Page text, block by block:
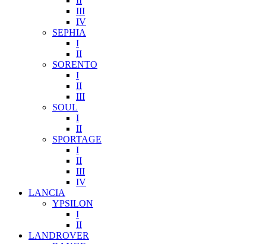
III
IV
SEPHIA
I
II
SORENTO
I
II
III
SOUL
I
II
SPORTAGE
I
II
III
IV
LANCIA
YPSILON
I
II
LANDROVER